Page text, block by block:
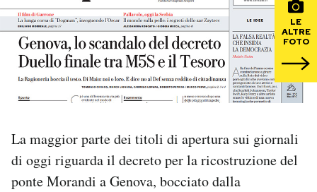
PODCAST
NEWSLETTER
SHOP
LE
ALTRE
FOTO
La maggior parte dei titoli di apertura sui giornali
di oggi riguarda il decreto per la ricostruzione del
ponte Morandi a Genova, bocciato dalla